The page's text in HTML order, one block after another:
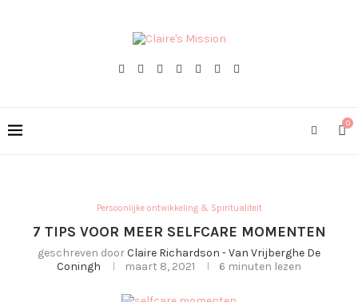
0
Persoonlijke ontwikkeling & Spiritualiteit
7 TIPS VOOR MEER SELFCARE MOMENTEN
geschreven doorClaire Richardson - Van Vrijberghe De
Coningh
maart 8, 2021 6 minuten lezen